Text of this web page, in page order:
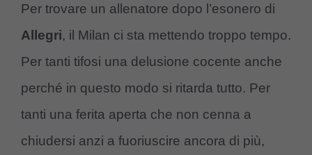
Per trovare un allenatore dopo l’esonero di
Allegri, il Milan ci sta mettendo troppo tempo.
Per tanti tifosi una delusione cocente anche
perché in questo modo si ritarda tutto. Per
tanti una ferita aperta che non cenna a
chiudersi anzi a fuoriuscire ancora di più,